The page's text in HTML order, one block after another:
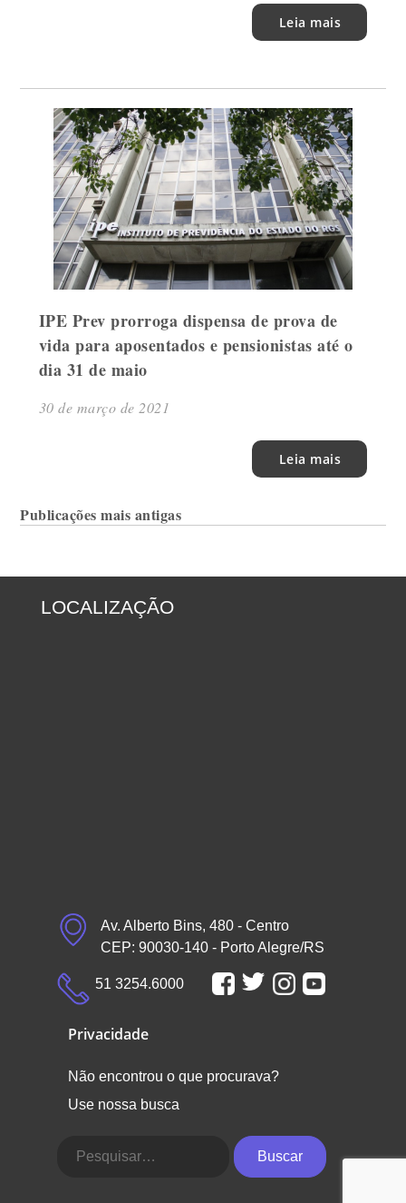
Leia mais
IPE Prev prorroga dispensa de prova de
vida para aposentados e pensionistas até o
dia 31 de maio
30 de março de 2021
Leia mais
Navegação
posts
Publicações mais antigas
LOCALIZAÇÃO
Av. Alberto Bins, 480 - Centro
CEP: 90030-140 - Porto Alegre/RS
51 3254.6000
Privacidade
Não encontrou o que procurava?
Use nossa busca
Buscar